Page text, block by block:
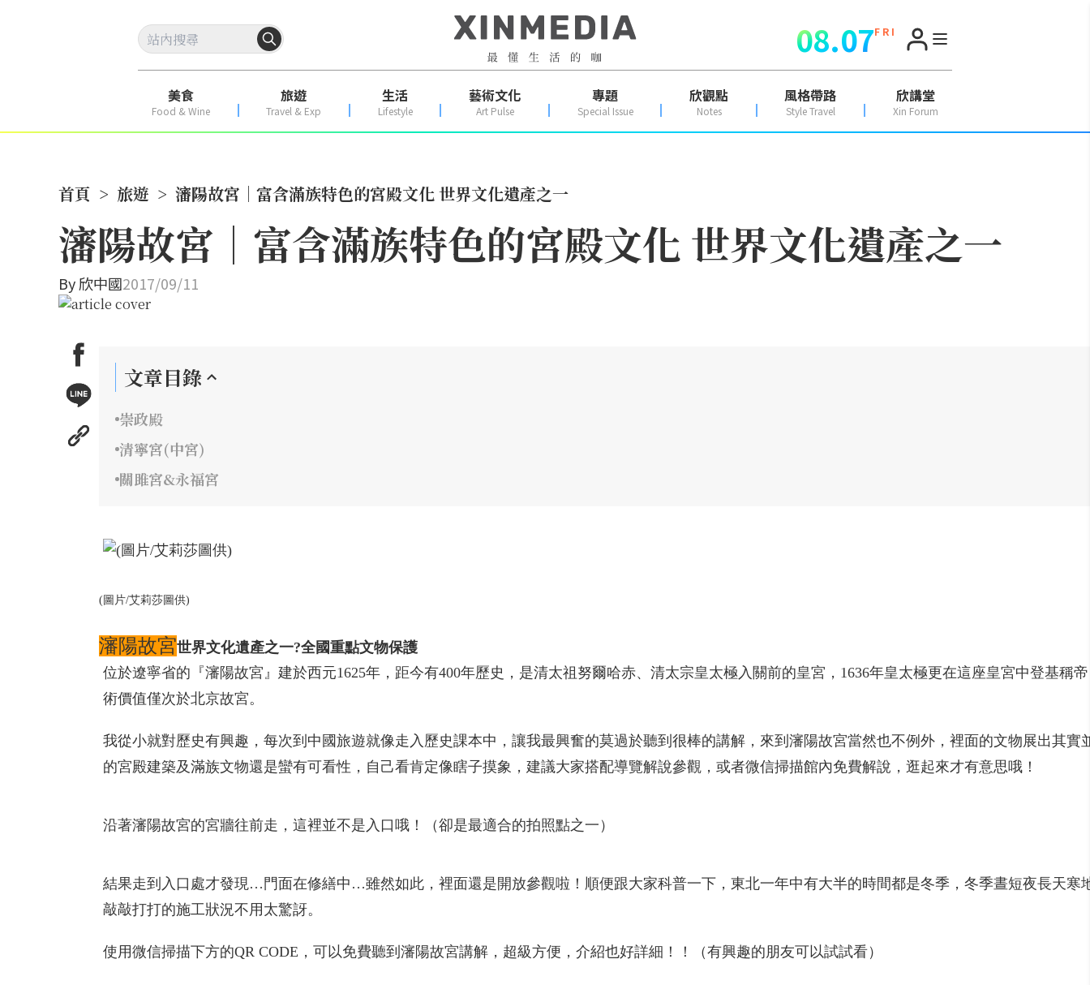
08.07F R I
美食
Food & Wine
旅遊
Travel & Exp
生活
Lifestyle
藝術文化
Art Pulse
專題
Special Issue
欣觀點
Notes
風格帶路
Style Travel
欣講堂
Xin Forum
首頁 > 旅遊 > 瀋陽故宮｜富含滿族特色的宮殿文化 世界文化遺產之一
瀋陽故宮｜富含滿族特色的宮殿文化 世界文化遺產之一
By欣中國2017/09/11
文章目錄
崇政殿
清寧宮(中宮)
關雎宮&永福宮
(圖片/艾莉莎圖供)
瀋陽故宮世界文化遺產之一?全國重點文物保護
位於遼寧省的『瀋陽故宮』建於西元1625年，距今有400年歷史，是清太祖努爾哈赤、清太宗皇太極入關前的皇宮，1636年皇太極更在這座皇宮中登基
術價值僅次於北京故宮。
我從小就對歷史有興趣，每次到中國旅遊就像走入歷史課本中，讓我最興奮的莫過於聽到很棒的講解，來到瀋陽故宮當然也不例外，裡面的文物展出其
的宮殿建築及滿族文物還是蠻有可看性，自己看肯定像瞎子摸象，建議大家搭配導覽解說參觀，或者微信掃描館內免費解說，逛起來才有意思哦！
沿著瀋陽故宮的宮牆往前走，這裡並不是入口哦！（卻是最適合的拍照點之一）
結果走到入口處才發現…門面在修繕中…雖然如此，裡面還是開放參觀啦！順便跟大家科普一下，東北一年中有大半的時間都是冬季，冬季晝短夜長天
敲敲打打的施工狀況不用太驚訝。
使用微信掃描下方的QR CODE，可以免費聽到瀋陽故宮講解，超級方便，介紹也好詳細！！（有興趣的朋友可以試試看）